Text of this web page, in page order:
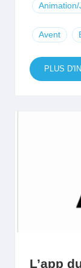
Animation/
Avent
PLUS
L’app